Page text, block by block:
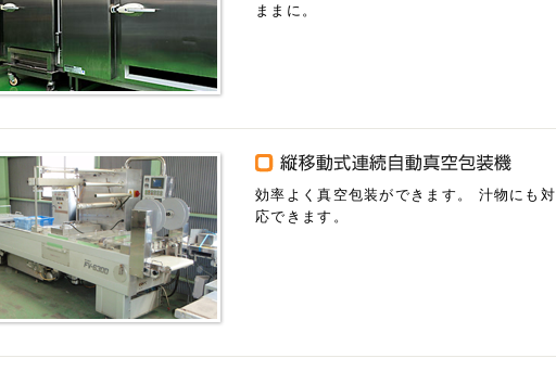
ままに。
効率よく真空包装ができます。 汁物にも対
応できます。